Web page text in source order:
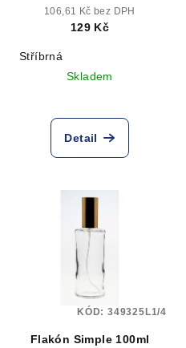
stříbrný
106,61 Kč bez DPH
129 Kč
Stříbrná
Skladem
Detail
Flakón Simple 100ml
KÓD: 349325L1/4